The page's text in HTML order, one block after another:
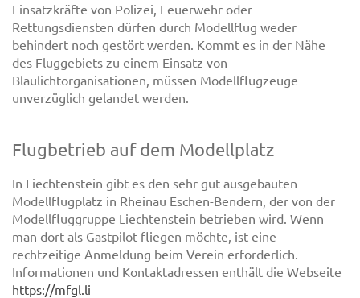
Einsatzkräfte von Polizei, Feuerwehr oder
Rettungsdiensten dürfen durch Modellflug weder
behindert noch gestört werden. Kommt es in der Nähe
des Fluggebiets zu einem Einsatz von
Blaulichtorganisationen, müssen Modellflugzeuge
unverzüglich gelandet werden.
Flugbetrieb auf dem Modellplatz
In Liechtenstein gibt es den sehr gut ausgebauten
Modellflugplatz in Rheinau Eschen-Bendern, der von der
Modellfluggruppe Liechtenstein betrieben wird. Wenn
man dort als Gastpilot fliegen möchte, ist eine
rechtzeitige Anmeldung beim Verein erforderlich.
Informationen und Kontaktadressen enthält die Webseite
https://mfgl.li